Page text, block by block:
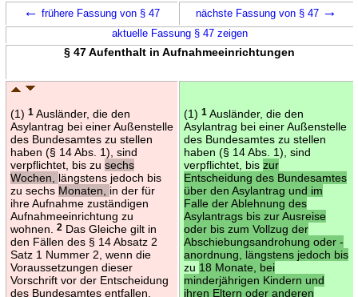
← frühere Fassung von § 47 nächste Fassung von § 47 →
aktuelle Fassung § 47 zeigen
§ 47 Aufenthalt in Aufnahmeeinrichtungen
(1) 1Ausländer, die den
Asylantrag bei einer Außenstelle
des Bundesamtes zu stellen
haben (§ 14 Abs. 1), sind
verpflichtet, bis zu sechs
Wochen, längstens jedoch bis
zu sechs Monaten, in der für
ihre Aufnahme zuständigen
Aufnahmeeinrichtung zu
wohnen.
2Das Gleiche gilt in
den Fällen des § 14 Absatz 2
Satz 1 Nummer 2, wenn die
Voraussetzungen dieser
Vorschrift vor der Entscheidung
des Bundesamtes entfallen.
(1) 1Ausländer, die den
Asylantrag bei einer Außenstelle
des Bundesamtes zu stellen
haben (§ 14 Abs. 1), sind
verpflichtet, bis zur
Entscheidung des Bundesamtes
über den Asylantrag und im
Falle der Ablehnung des
Asylantrags bis zur Ausreise
oder bis zum Vollzug der
Abschiebungsandrohung oder -
anordnung, längstens jedoch bis
zu 18 Monate, bei
minderjährigen Kindern und
ihren Eltern oder anderen